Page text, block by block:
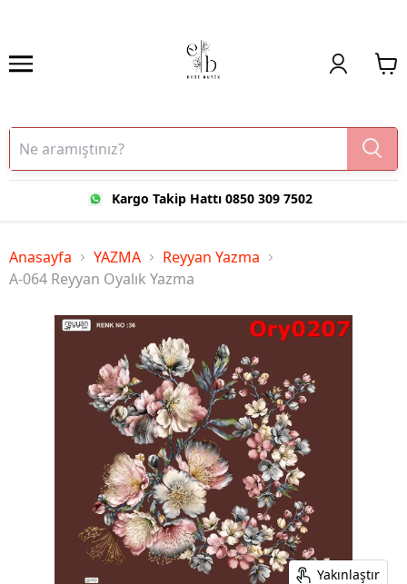
Kargo Takip Hattı 0850 309 7502
Anasayfa YAZMA
Reyyan Yazma
A-064 Reyyan Oyalık Yazma
Yakınlaştır